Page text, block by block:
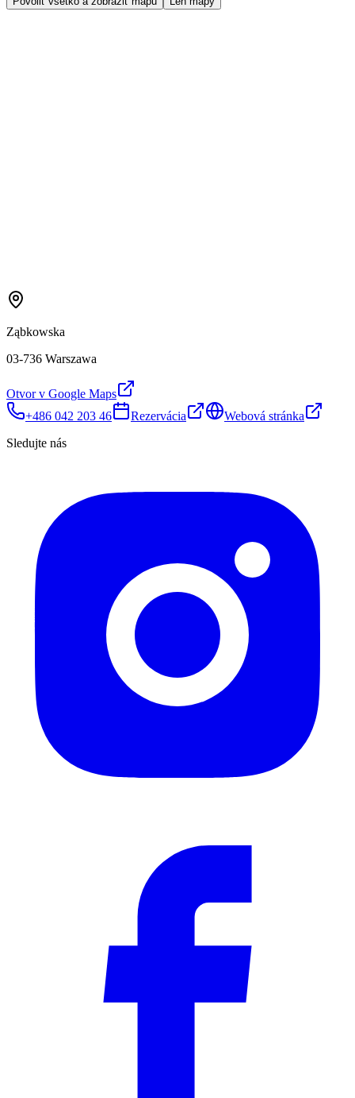
Ząbkowska
03-736 Warszawa
Otvor v Google Maps
+486 042 203 46
Rezervácia
Webová stránka
Sledujte nás